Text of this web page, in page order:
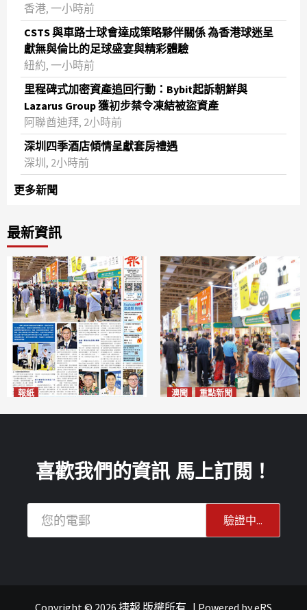
香港, 一小時前
CSTS 與車路士球會達成策略夥伴關係 為香港球迷呈
獻無與倫比的足球盛宴與精彩體驗
紐約, 一小時前
里程碑式加密資產追回行動：Bybit起訴朝鮮與
Lazarus Group 獲初步禁令凍結被盜資產
阿聯酋迪拜, 2小時前
深圳四季酒店傾情呈獻套房禮遇
深圳, 2小時前
更多新聞
最新資訊
報紙 澳聞 重點新聞
2026-08-10
喜歡我們的資訊 馬上訂閱！